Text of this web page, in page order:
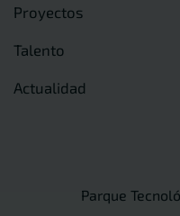
Proyectos
Talento
Actualidad
Parque